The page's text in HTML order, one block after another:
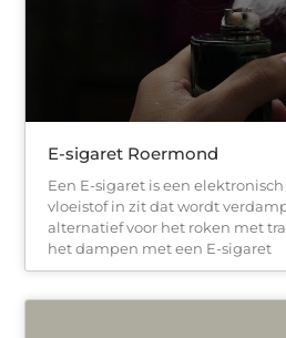
E-sigaret Roermond
Een E-sigaret is een
vloeistof in zit dat wordt
alternatief voor het roken met
het dampen met een E-sigaret